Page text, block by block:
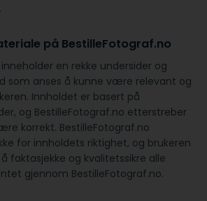
på BestilleFotograf.no
en rekke undersider og
som anses å kunne være relevant og
Innholdet er basert på
og BestilleFotograf.no etterstreber
korrekt. BestilleFotograf.no
for innholdets riktighet, og brukeren
faktasjekke og kvalitetssikre alle
gjennom BestilleFotograf.no.